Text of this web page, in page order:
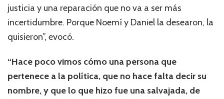
justicia y una reparación que no va a ser más
incertidumbre. Porque Noemí y Daniel la desearon, la
quisieron”, evocó.
“Hace poco vimos cómo una persona que
pertenece a la política, que no hace falta decir su
nombre, y que lo que hizo fue una salvajada, de